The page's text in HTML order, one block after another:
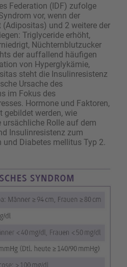
Federation (IDF) zufolge
vor, wenn der
und 2 weitere der
Triglyceride erhöht,
Nüchternblutzucker
der auffallend häufigen
von Hypergly­k­ämie,
steht die Insulinresistenz
Ursache des
im Fokus des
Hormone und Faktoren,
gebildet werden, wie
Rolle auf dem
Insulinresistenz zum
Diabetes mellitus Typ 2.